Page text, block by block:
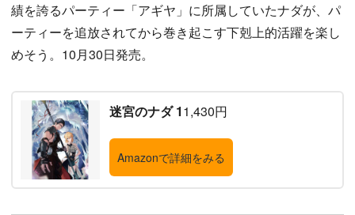
績を誇るパーティー「アギヤ」に所属していたナダが、パ
ーティーを追放されてから巻き起こす下剋上的活躍を楽し
めそう。10月30日発売。
迷宮のナダ 11,430円
Amazonで詳細をみる